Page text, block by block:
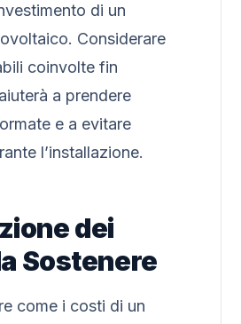
di un
Considerare
coinvolte fin
a prendere
e a evitare
l’installazione.
dei
Sostenere
come i costi di un